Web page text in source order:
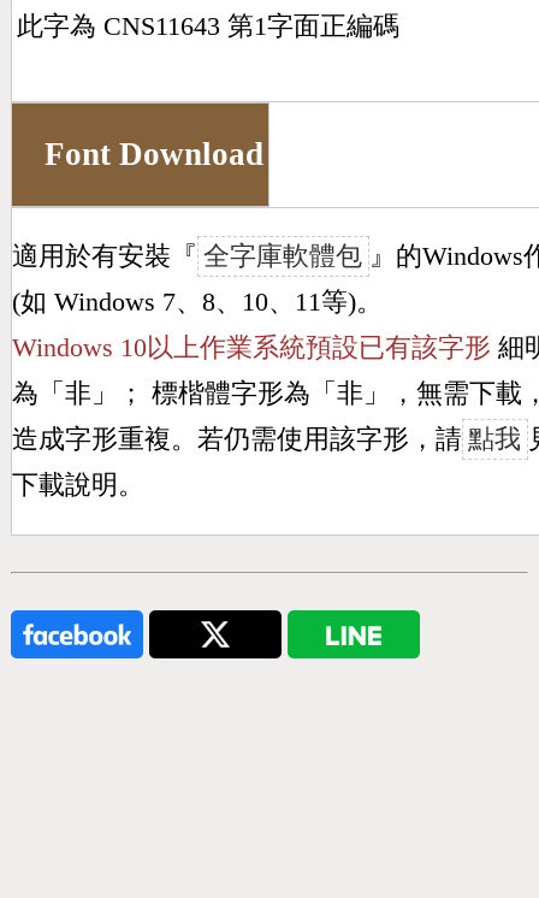
此字為 CNS11643 第1字面正編碼
Font Download
適用於有安裝『 全字庫軟體包 』的Windows
(如 Windows 7、8、10、11等)。
Windows 10以上作業系統預設已有該字形 細
為「 非 」； 標楷體字形為「 非 」，無需下載
造成字形重複。若仍需使用該字形，請 點我
下載說明。